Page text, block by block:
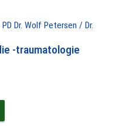
Dr. Wolf Petersen / Dr.
-traumatologie